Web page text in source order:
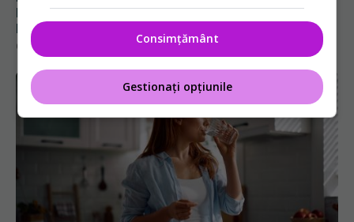
apei au fost asociate cu un risc mai mare de
Consimțământ
Gestionați opțiunile